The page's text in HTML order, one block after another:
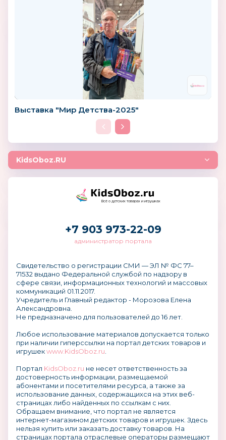
Выставка "Мир Детства-2025"
KidsOboz.RU
Всё о детских товарах и игрушках
+7 903 973-22-09
администратор портала
Свидетельство о регистрации СМИ — ЭЛ № ФС 77–
71532 выдано Федеральной службой по надзору в
сфере связи, информационных технологий и массовых
коммуникаций 01.11.2017.
Учредитель и Главный редактор - Морозова Елена
Александровна.
Не предназначено для пользователей до 16 лет.
Любое использование материалов допускается только
при наличии гиперссылки на портал детских товаров и
игрушекwww.KidsOboz.ru
Портал KidsOboz.ru не несет ответственность за
достоверность информации, размещаемой
абонентами и посетителями ресурса, а также за
использование данных, содержащихся на этих веб-
страницах либо найденных по ссылкам с них.
Обращаем внимание, что портал не является
интернет-магазином детских товаров и игрушек. Здесь
нельзя купить или заказать доставку товаров. На
страницах портала отраслевые операторы размещают